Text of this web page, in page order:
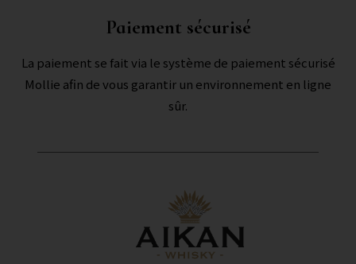
Paiement sécurisé
La paiement se fait via le système de paiement sécurisé
Mollie afin de vous garantir un environnement en ligne
sûr.